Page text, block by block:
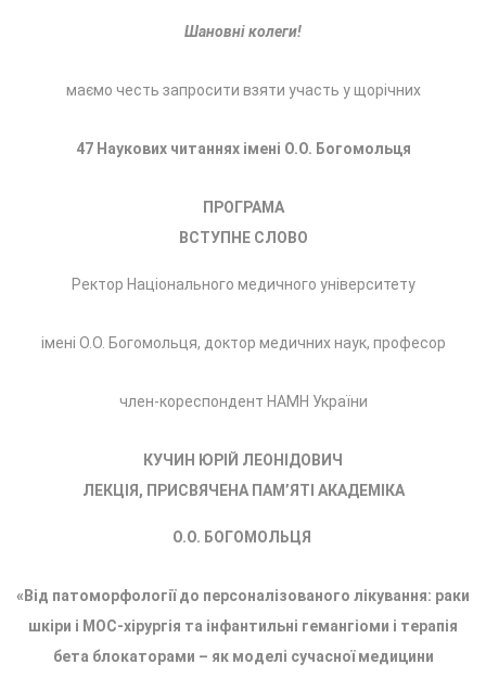
Шановні колеги!
маємо честь запросити взяти участь у щорічних
47 Наукових читаннях імені О.О. Богомольця
ПРОГРАМА
ВСТУПНЕ СЛОВО
Ректор Національного медичного університету
імені О.О. Богомольця, доктор медичних наук, професор
член-кореспондент НАМН України
КУЧИН ЮРІЙ ЛЕОНІДОВИЧ
ЛЕКЦІЯ, ПРИСВЯЧЕНА ПАМ’ЯТІ АКАДЕМІКА
О.О. БОГОМОЛЬЦЯ
«Від патоморфології до персоналізованого лікування: раки
шкіри і МОС-хірургія та інфантильні гемангіоми і терапія
бета блокаторами – як моделі сучасної медицини